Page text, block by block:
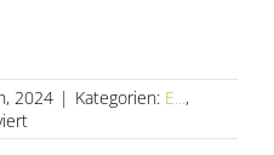
2024 | Kategorien: E...,
für
Endokrines